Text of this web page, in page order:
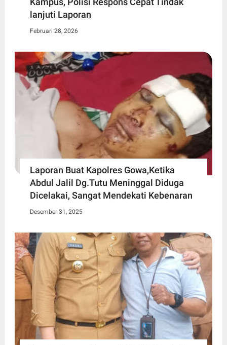
lanjuti Laporan
Februari 28, 2026
Laporan Buat Kapolres Gowa,Ketika
Abdul Jalil Dg.Tutu Meninggal Diduga
Dicelakai, Sangat Mendekati Kebenaran
Desember 31, 2025